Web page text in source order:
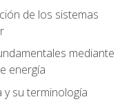
de los sistemas
mediante
energía
su terminología